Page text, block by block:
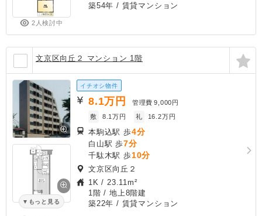
2人検討中
築54年 / 賃貸マンション
文京区向丘２ マンション 1階
もっと見る
イチオシ物件
8.1万円 管理費 9,000円
敷
8.1万円 礼 16.2万円
本駒込駅 歩4分
白山駅 歩7分
千駄木駅 歩10分
文京区向丘２
1K / 23.11m²
1階 / 地上8階建
築22年 / 賃貸マンション